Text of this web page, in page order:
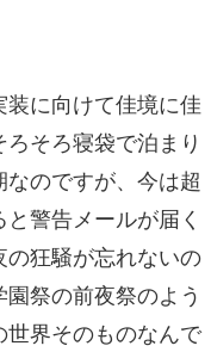
に向けて佳境に佳
そろ寝袋で泊まり
のですが、今は超
警告メールが届く
狂騒が忘れないの
祭の前夜祭のよう
界そのものなんで